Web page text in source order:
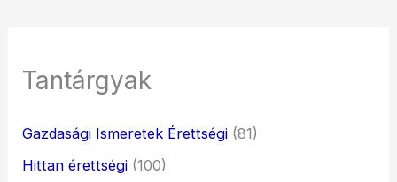
Tantárgyak
Gazdasági Ismeretek Érettségi (81)
Hittan érettségi (100)